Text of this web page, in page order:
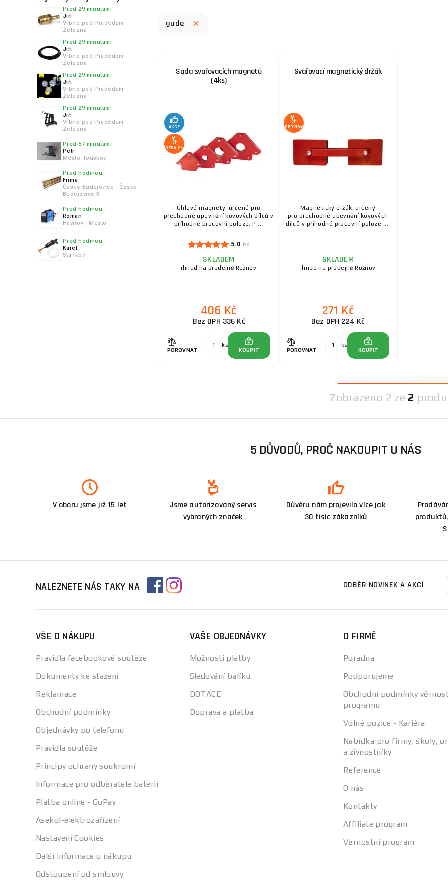
Před 29 minutami
Jiří
Vrbno pod Pradědem -
Železná
Před 29 minutami
Jiří
Vrbno pod Pradědem -
Železná
Před 29 minutami
Jiří
Vrbno pod Pradědem -
Železná
Před 29 minutami
Jiří
Vrbno pod Pradědem -
Železná
Před 57 minutami
Petr
Město Touškov
Před hodinou
Firma
Česke Budějovice - Česke
Budějovice 3
Před hodinou
Roman
Havířov - Město
Před hodinou
Karel
Staňkov
gude
Sada svařovacích magnetů
(4ks)
AKCE
SERVIS+
Úhlové magnety, určené pro
přechodné upevnění kovových dílců v
příhodné pracovní poloze. P ...
5.0 6x
SKLADEM
ihned na prodejně Rožnov
406 Kč
Bez DPH 336 Kč
POROVNAT
ks
KOUPIT
Svařovací magnetický držák
SERVIS+
Magnetický držák, určený
pro přechodné upevnění kovových
dílců v příhodné pracovní poloze. ...
SKLADEM
ihned na prodejně Rožnov
271 Kč
Bez DPH 224 Kč
POROVNAT
ks
KOUPIT
Zobrazeno 2 ze 2
5 DŮVODŮ, PROČ NAKOUPIT U NÁS
V oboru jsme již 15 let
Jsme autorizovaný servis
vybraných značek
Důvěru nám projevilo více jak
30 tisíc zákazníků
NALEZNETE NÁS TAKY NA ODBĚR NOVINEK A AKCÍ
VŠE O NÁKUPU
Pravidla facebookové soutěže
Dokumenty ke stažení
Reklamace
Obchodní podmínky
Objednávky po telefonu
Pravidla soutěže
Principy ochrany soukromí
Informace pro odběratele baterií
Platba online - GoPay
Asekol-elektrozařízení
Nastavení Cookies
Další informace o nákupu
Odstoupení od smlouvy
VAŠE OBJEDNÁVKY
Možnosti platby
Sledování balíku
DOTACE
Doprava a platba
O FIRMĚ
Poradna
Podporujeme
Obchodní podmínky
programu
Volné pozice - Kariéra
Nabídka pro firmy, školy,
a živnostníky
Reference
O nás
Kontakty
Affiliate program
Věrnostní program